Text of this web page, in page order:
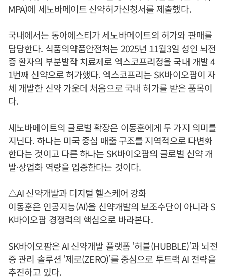
MPA)에 세노바메이트 신약허가신청서를 제출했다.
국내에서는 동아에스티가 세노바메이트의 허가와 판매를
담당한다. 식품의약품안전처는 2025년 11월3일 성인 뇌전
증 환자의 부분발작 치료제로 엑스코프리정을 국내 개발 4
1번째 신약으로 허가했다. 엑스코프리는 SK바이오팜이 자
체 개발한 신약 가운데 처음으로 국내 허가를 받은 품목이
다.
세노바메이트의 글로벌 확장은 이동훈에게 두 가지 의미를
지닌다. 하나는 미국 중심 매출 구조를 지역적으로 다변화
한다는 것이고 다른 하나는 SK바이오팜의 글로벌 신약 개
발·상업화 역량을 입증한다는 것이다.
△AI 신약개발과 디지털 헬스케어 강화
이동훈은 인공지능(AI)을 신약개발의 보조수단이 아니라 S
K바이오팜 경쟁력의 핵심으로 바라본다.
SK바이오팜은 AI 신약개발 플랫폼 ‘허블(HUBBLE)’과 뇌전
증 관리 솔루션 ‘제로(ZERO)’를 중심으로 투트랙 AI 전략을
추진하고 있다.